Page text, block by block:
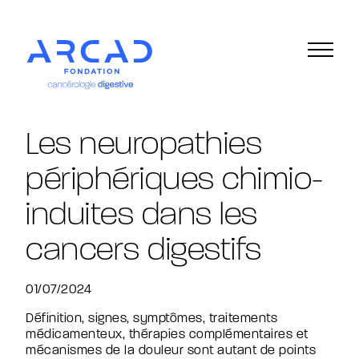
Nos missions
Gouvernance
L’équipe
Les cancers digestifs
Définition des cancers digestifs
Le dépistage du cancer colorectal
Tous les guides A.R.CA.D
Les bandes dessinées A.R.CA.D.
Les associations de patients
La recherche
Les projets soutenus
Les neuropathies
périphériques chimio-
induites dans les
cancers digestifs
01/07/2024
Définition, signes, symptômes, traitements
médicamenteux, thérapies complémentaires et
mécanismes de la douleur sont autant de points